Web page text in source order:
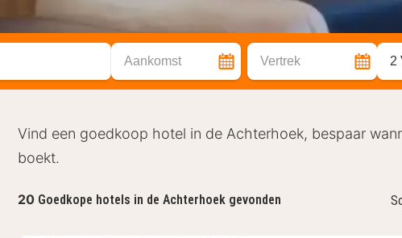
Aankomst Vertrek 2
Vind een goedkoop hotel in de Achterhoek, bespaar
boekt.
20 Goedkope hotels in de Achterhoek gevonden